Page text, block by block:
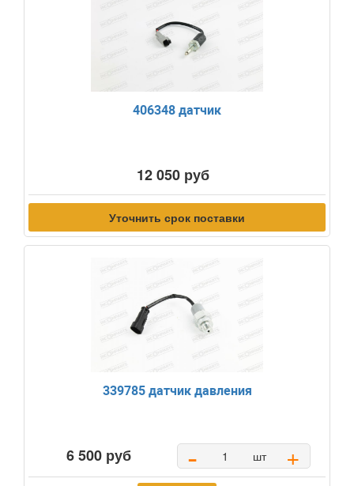
406348 датчик
12 050 руб
Уточнить срок поставки
339785 датчик давления
6 500 руб - шт +